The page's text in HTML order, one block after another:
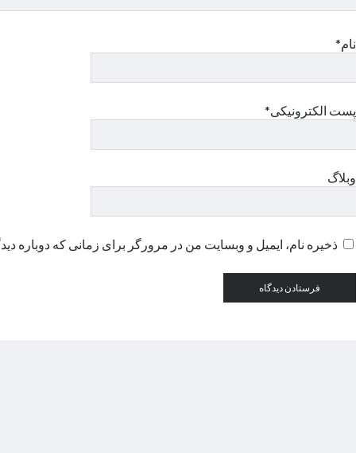
نام*
پست الکترونیکی*
وبلاگ
ذخیره نام، ایمیل و وبسایت من در مرورگر برای زمانی که دوباره